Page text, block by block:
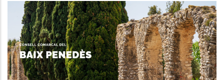
MILLORA DE LA USABILITAT DE LA
WEB INSTITUCIONAL